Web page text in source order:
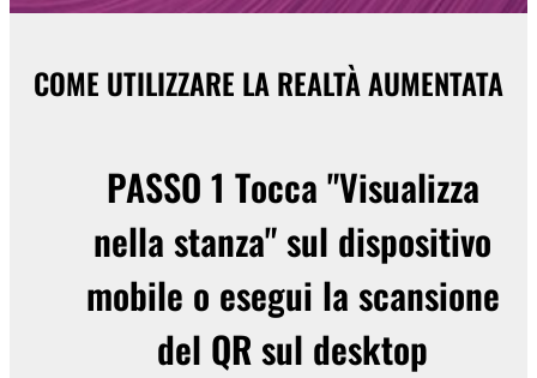
COME UTILIZZARE LA REALTÀ AUMENTATA
PASSO 1 Tocca "Visualizza
nella stanza" sul dispositivo
mobile o esegui la scansione
del QR sul desktop